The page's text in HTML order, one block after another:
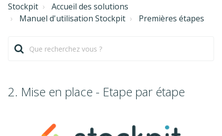
Stockpit
Accueil des solutions
Manuel d'utilisation Stockpit
Premières étapes
2. Mise en place - Etape par étape